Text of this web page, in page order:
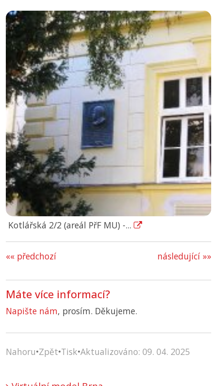
Kotlářská 2/2 (areál PřF MU) -...
«« předchozí následující »»
Máte více informací?
Napište nám, prosím. Děkujeme.
Nahoru•Zpět•Tisk•Aktualizováno: 09. 04. 2025